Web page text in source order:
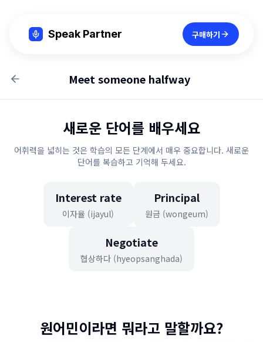
Speak Partner 구매하기
Meet someone halfway
새로운 단어를 배우세요
어휘력을 넓히는 것은 학습의 모든 단계에서 매우 중요합니다. 새로운
단어를 복습하고 기억해 두세요.
Interest rate
이자율 (ijayul)
Principal
원금 (wongeum)
Negotiate
협상하다 (hyeopsanghada)
원어민이라면 뭐라고 말할까요?